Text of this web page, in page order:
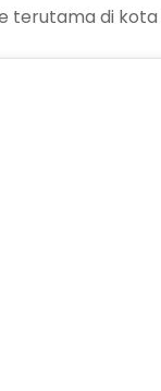
di kota